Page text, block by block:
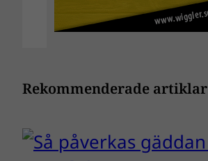
Rekommenderade artiklar